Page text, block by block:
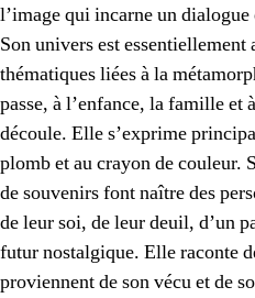
l’image qui incarne un dialogue
Son univers est essentiellement
thématiques liées à la
passe, à l’enfance, la famille et
découle. Elle s’exprime
plomb et au crayon de couleur.
de souvenirs font naître des
de leur soi, de leur deuil, d’un
futur nostalgique. Elle raconte
proviennent de son vécu et de